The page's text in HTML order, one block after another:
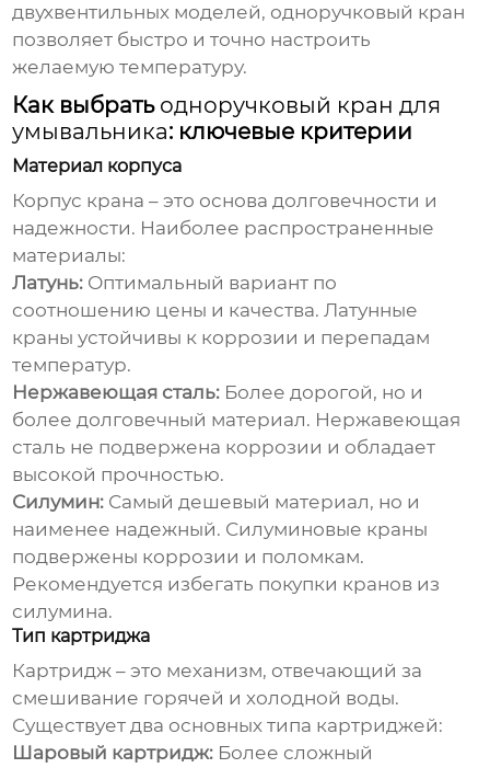
двухвентильных моделей, одноручковый кран
позволяет быстро и точно настроить
желаемую температуру.
Как выбрать одноручковый кран для
умывальника: ключевые критерии
Материал корпуса
Корпус крана – это основа долговечности и
надежности. Наиболее распространенные
материалы:
Латунь: Оптимальный вариант по
соотношению цены и качества. Латунные
краны устойчивы к коррозии и перепадам
температур.
Нержавеющая сталь: Более дорогой, но и
более долговечный материал. Нержавеющая
сталь не подвержена коррозии и обладает
высокой прочностью.
Силумин: Самый дешевый материал, но и
наименее надежный. Силуминовые краны
подвержены коррозии и поломкам.
Рекомендуется избегать покупки кранов из
силумина.
Тип картриджа
Картридж – это механизм, отвечающий за
смешивание горячей и холодной воды.
Существует два основных типа картриджей:
Шаровый картридж: Более сложный